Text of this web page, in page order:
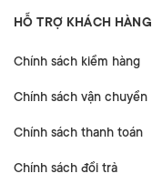
HỖ TRỢ KHÁCH HÀNG
Chính sách kiểm hàng
Chính sách vận chuyển
Chính sách thanh toán
Chính sách đổi trả